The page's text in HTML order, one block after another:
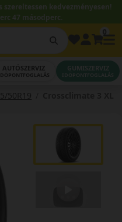
szereltessen kedvezményesen!
46 másodperc.
AUTÓSZERVIZ GUMISZERVIZ
IDŐPONTFOGLALÁS
50R19